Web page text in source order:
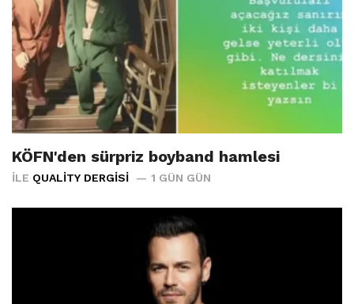
KÖFN'den sürpriz boyband hamlesi
İLE QUALITY DERGISI 1 GÜN GÜN